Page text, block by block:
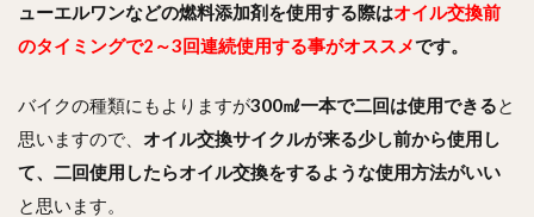
ューエルワンなどの燃料添加剤を使用する際はオイル交換前
のタイミングで2～3回連続使用する事がオススメです。
バイクの種類にもよりますが300㎖一本で二回は使用できると
思いますので、 オイル交換サイクルが来る少し前から使用し
て、二回使用したらオイル交換をするような使用方法がいい
と思います。